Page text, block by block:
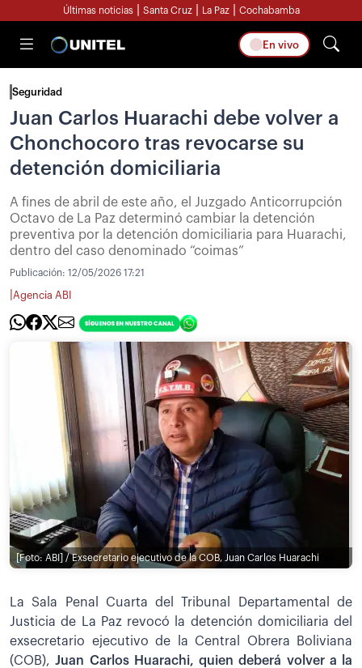
Últimas noticias Santa Cruz La Paz Cochabamba
En vivo
Seguridad
Juan Carlos Huarachi debe volver a
Chonchocoro tras revocarse su
detención domiciliaria
A fines de abril de este año, el Juzgado Anticorrupción
Octavo de La Paz determinó cambiar la detención
preventiva por la detención domiciliaria para Huarachi,
dentro del caso denominado “coimas”
Publicación: 12/05/2026 17:21
Agencia ABI
[Foto: ABI] / Exsecretario ejecutivo de la COB, Juan Carlos Huarachi
La Sala Penal Cuarta del Tribunal Departamental de
Justicia de La Paz revocó la detención domiciliaria del
exsecretario ejecutivo de la Central Obrera Boliviana
(COB),Juan Carlos Huarachi, quien deberá volver a la